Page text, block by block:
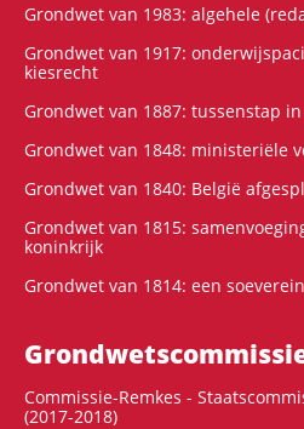
Grondwet van 1983: algehele
Grondwet van 1917:
kiesrecht
Grondwet van 1887: tussenstap
Grondwet van 1848: ministeriële
Grondwet van 1840: België
Grondwet van 1815:
koninkrijk
Grondwet van 1814: een
Commissie-Remkes -
(2017-2018)